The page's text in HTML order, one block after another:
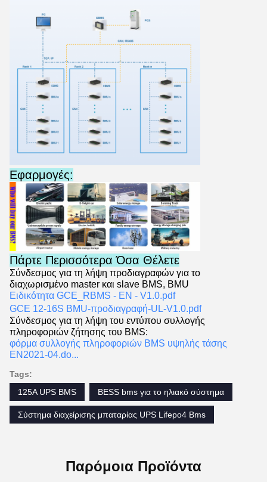
Εφαρμογές:
Πάρτε Περισσότερα Όσα Θέλετε
Σύνδεσμος για τη λήψη προδιαγραφών για το
διαχωρισμένο master και slave BMS, BMU
Ειδικότητα GCE_RBMS - EN - V1.0.pdf
GCE 12-16S BMU-προδιαγραφή-UL-V1.0.pdf
Σύνδεσμος για τη λήψη του εντύπου συλλογής
πληροφοριών ζήτησης του BMS:
φόρμα συλλογής πληροφοριών BMS υψηλής τάσης
EN2021-04.do...
Tags:
125A UPS BMS
BESS bms για το ηλιακό σύστημα
Σύστημα διαχείρισης μπαταρίας UPS Lifepo4 Bms
Παρόμοια Προϊόντα